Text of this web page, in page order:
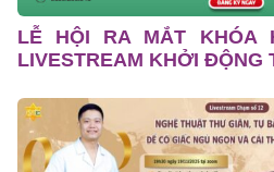
LỄ HỘI RA MẮT KHÓA
LIVESTREAM KHỞI ĐỘNG